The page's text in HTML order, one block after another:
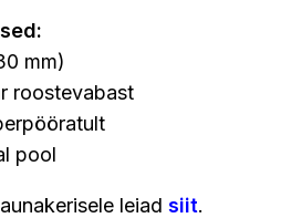
mm)
roostevabast
pool
leiad siit.